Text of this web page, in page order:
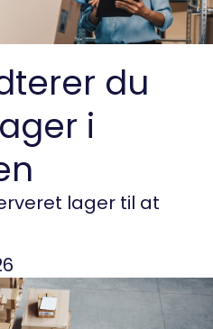
du
i
lager til at